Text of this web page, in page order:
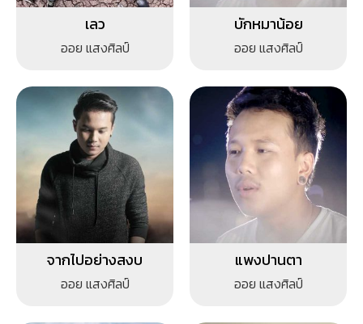
เลว
ออย แสงศิลป์
บักหมาน้อย
ออย แสงศิลป์
จากไปอย่างสงบ
ออย แสงศิลป์
แพงปานตา
ออย แสงศิลป์